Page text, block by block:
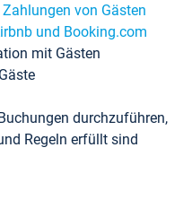
von Gästen
und Booking.com
mit Gästen
durchzuführen,
Regeln erfüllt sind